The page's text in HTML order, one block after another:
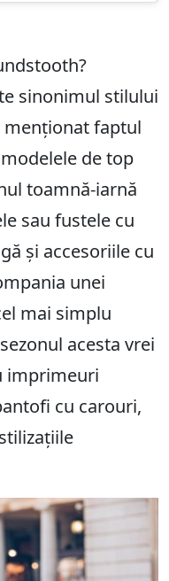
sinonimul stilului
faptul
de top
toamnă-iarnă
sau fustele cu
și accesoriile cu
unei
mai simplu
acesta vrei
imprimeuri
cu carouri,